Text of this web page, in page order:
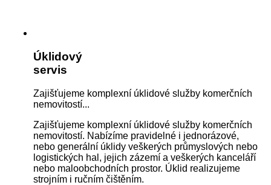
Úklidový
servis
Zajišťujeme komplexní úklidové služby komerčních
nemovitostí...
Zajišťujeme komplexní úklidové služby komerčních
nemovitostí. Nabízíme pravidelné i jednorázové,
nebo generální úklidy veškerých průmyslových nebo
logistických hal, jejich zázemí a veškerých kanceláří
nebo maloobchodních prostor. Úklid realizujeme
strojním i ručním čištěním.